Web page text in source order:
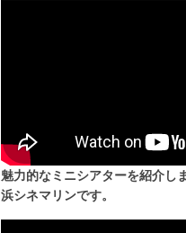
魅力的なミニシアターを紹介し
浜シネマリンです。